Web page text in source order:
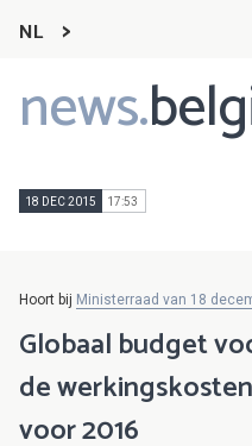
NL
news.
Main
navigation
18 DEC 2015 17:53
Hoort bij Ministerraad van 18
Globaal budget
de
voor 2016